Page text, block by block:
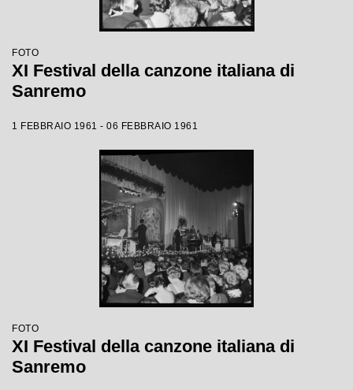
FOTO
XI Festival della canzone italiana di
Sanremo
1 FEBBRAIO 1961 - 06 FEBBRAIO 1961
FOTO
XI Festival della canzone italiana di
Sanremo